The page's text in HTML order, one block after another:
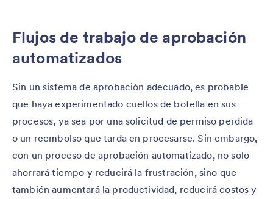
Flujos de trabajo de aprobación
automatizados
Sin un sistema de aprobación adecuado, es probable
que haya experimentado cuellos de botella en sus
procesos, ya sea por una solicitud de permiso perdida
o un reembolso que tarda en procesarse. Sin embargo,
con un proceso de aprobación automatizado, no solo
ahorrará tiempo y reducirá la frustración, sino que
también aumentará la productividad, reducirá costos y